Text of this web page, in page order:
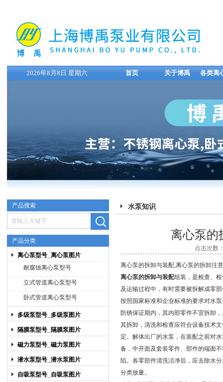
上海博禹泵业有限公司
2026年8月8日 星期六 首页 关于博禹 各类离
产品搜索
产品分类
离心泵型号_离心泵图片
耐腐蚀离心泵型号
立式管道离心泵型号
卧式管道离心泵型号
多级泵型号_多级泵图片
隔膜泵型号_隔膜泵图片
磁力泵型号_磁力泵图片
潜水泵型号_潜水泵图片
自吸泵型号_自吸泵图片
水泵知识
离心泵的
点击次数
离心泵的拆卸与装配,离心泵的拆卸注
离心泵的拆卸与装配组装，是检查、
及运输过程中，有时需要被拆解成零
按照国家标准和企业标准的要求对水
防锈保证期内，其内部零件不宜拆卸
其拆卸，清洗和检查应符合设备技术
定。解体出厂的水泵，在装配之前对
备，中开面及套装零件、部件的端面
陷。各零部件清洗洁净后，应去除水
分类放量。